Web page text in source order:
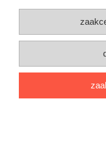
Logi|| ul. Kiwerska 27,